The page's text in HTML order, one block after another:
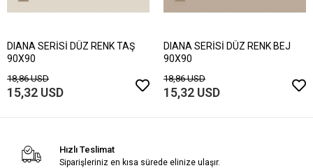
DIANA SERİSİ DÜZ RENK TAŞ
90X90
18,86 USD
15,32 USD
DIANA SERİSİ DÜZ RENK BEJ
90X90
18,86 USD
15,32 USD
Hızlı Teslimat
Siparişleriniz en kısa sürede elinize ulaşır.